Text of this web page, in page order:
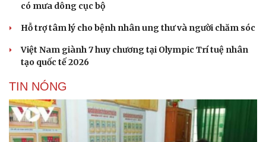
Sân khấu - Điện ảnh
Văn học
Di sản
Nghệ sĩ
có mưa dông cục bộ
Hỗ trợ tâm lý cho bệnh nhân ung thư và người chăm sóc
Việt Nam giành 7 huy chương tại Olympic Trí tuệ nhân
tạo quốc tế 2026
TIN NÓNG